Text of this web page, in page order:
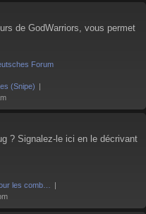
de GodWarriors, vous permet
Forum
(Snipe)
? Signalez-le ici en le décrivant
les comb…